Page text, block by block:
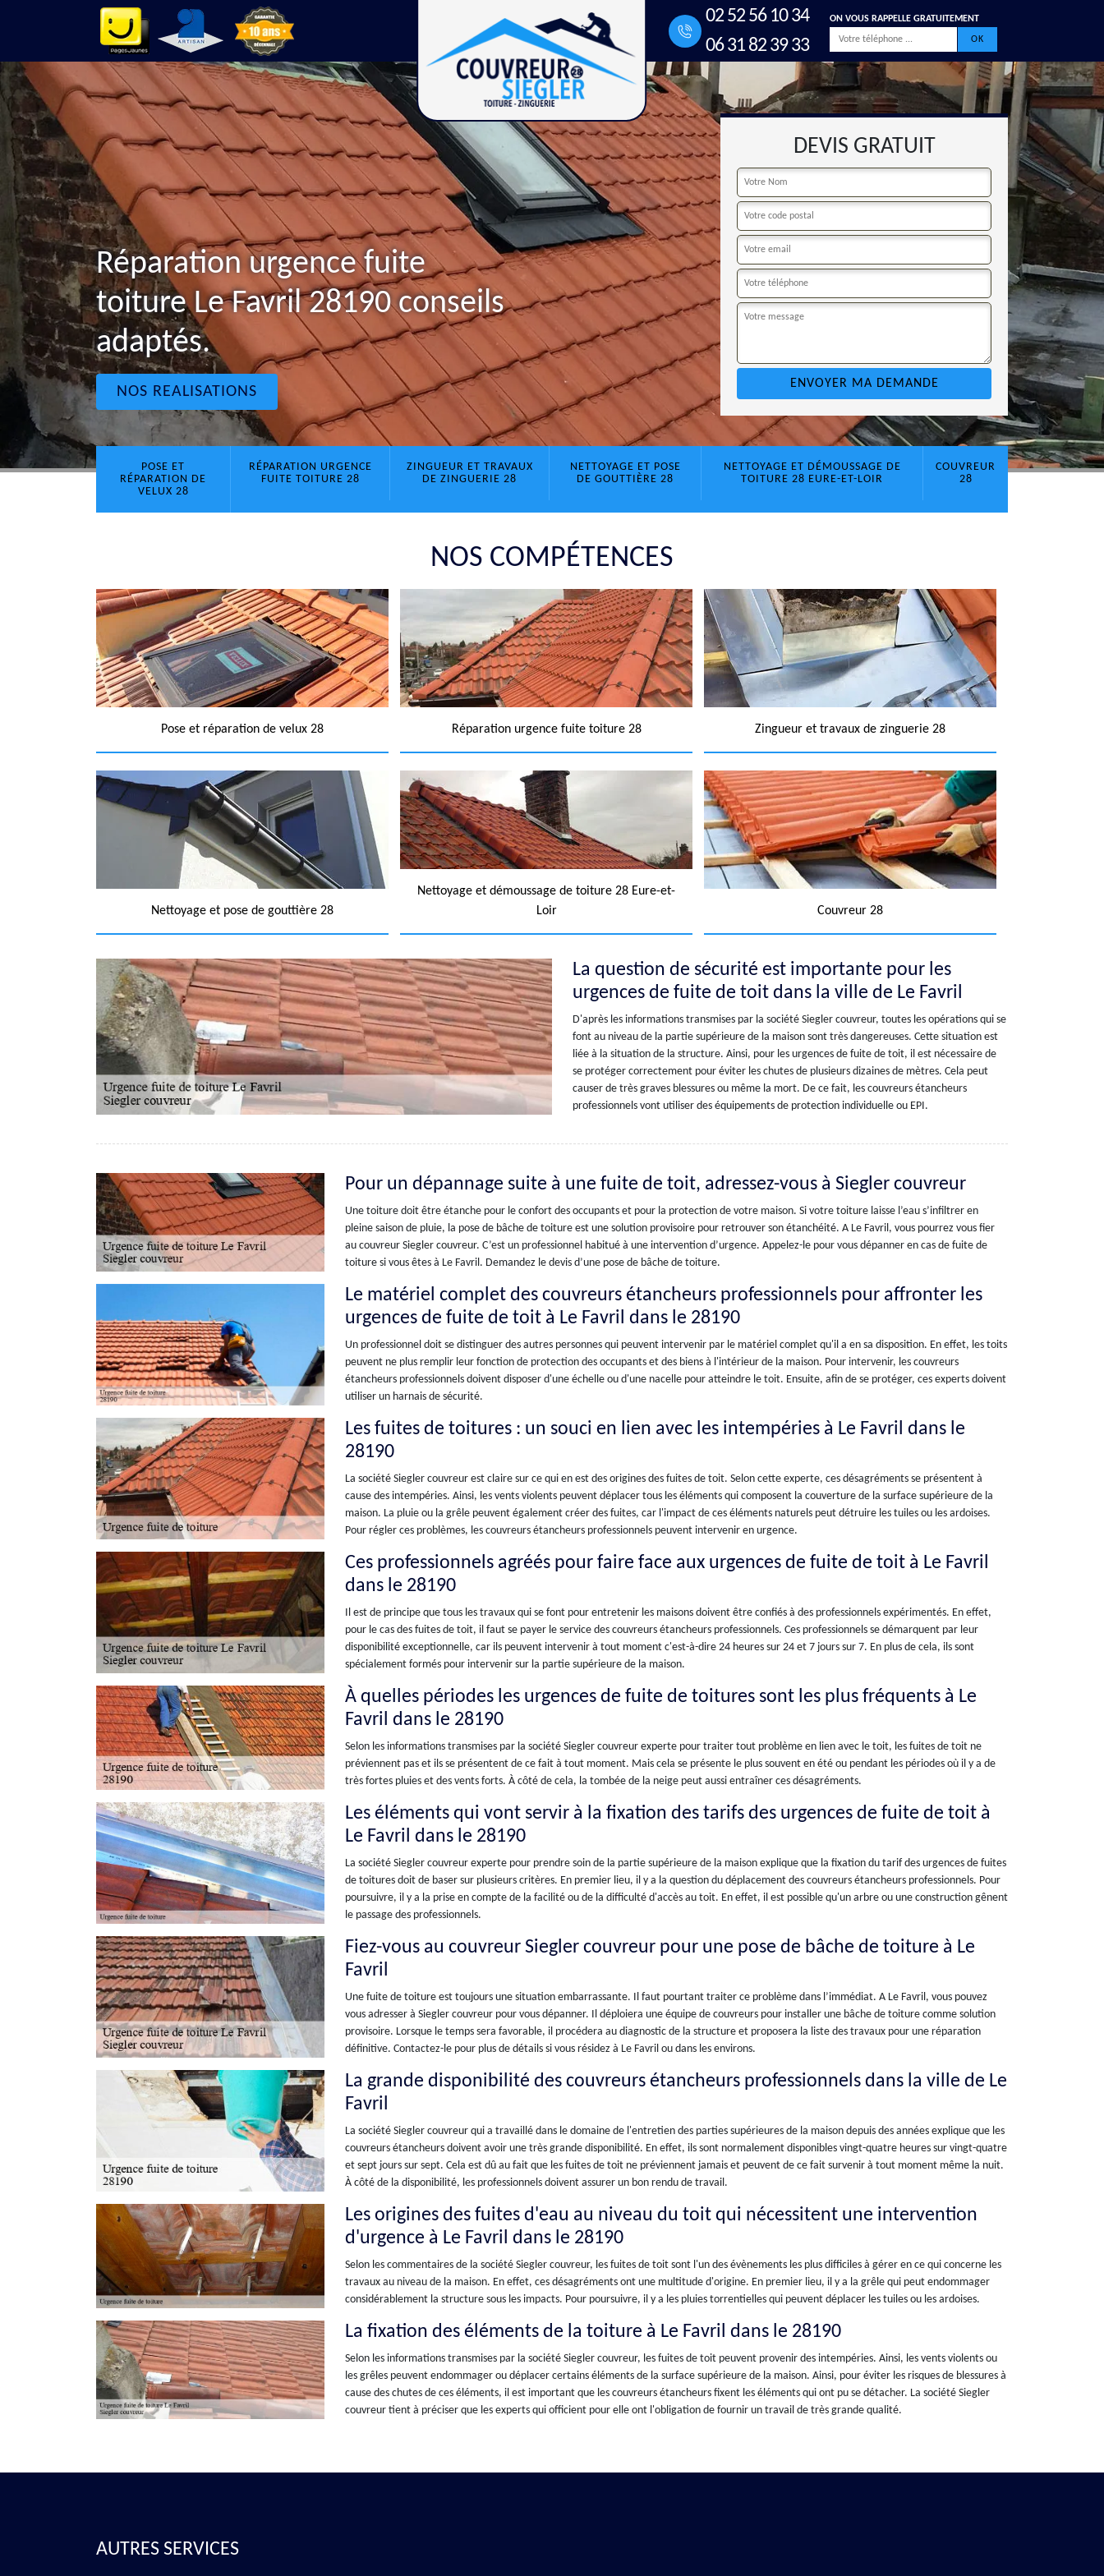
02 52 56 10 34
06 31 82 39 33
ON VOUS RAPPELLE GRATUITEMENT
Réparation urgence fuite
toiture Le Favril 28190 conseils
adaptés.
NOS REALISATIONS
DEVIS GRATUIT
POSE ET
RÉPARATION DE
VELUX 28
RÉPARATION URGENCE
FUITE TOITURE 28
ZINGUEUR ET TRAVAUX
DE ZINGUERIE 28
NETTOYAGE ET POSE
DE GOUTTIÈRE 28
NETTOYAGE ET DÉMOUSSAGE DE
TOITURE 28 EURE-ET-LOIR
COUVREUR
28
NOS COMPÉTENCES
Pose et réparation de velux 28 Réparation urgence fuite toiture 28 Zingueur et travaux de zinguerie 28
Nettoyage et pose de gouttière 28
Nettoyage et démoussage de toiture 28 Eure-et-
Loir
Couvreur 28
La question de sécurité est importante pour les
urgences de fuite de toit dans la ville de Le Favril
D'après les informations transmises par la société Siegler couvreur, toutes les opérations qui se
font au niveau de la partie supérieure de la maison sont très dangereuses. Cette situation est
liée à la situation de la structure. Ainsi, pour les urgences de fuite de toit, il est nécessaire de
se protéger correctement pour éviter les chutes de plusieurs dizaines de mètres. Cela peut
causer de très graves blessures ou même la mort. De ce fait, les couvreurs étancheurs
professionnels vont utiliser des équipements de protection individuelle ou EPI.
Pour un dépannage suite à une fuite de toit, adressez-vous à Siegler couvreur
Une toiture doit être étanche pour le confort des occupants et pour la protection de votre maison. Si votre toiture laisse l’eau s’infiltrer en
pleine saison de pluie, la pose de bâche de toiture est une solution provisoire pour retrouver son étanchéité. A Le Favril, vous pourrez vous fier
au couvreur Siegler couvreur. C’est un professionnel habitué à une intervention d’urgence. Appelez-le pour vous dépanner en cas de fuite de
toiture si vous êtes à Le Favril. Demandez le devis d’une pose de bâche de toiture.
Le matériel complet des couvreurs étancheurs professionnels pour affronter les
urgences de fuite de toit à Le Favril dans le 28190
Un professionnel doit se distinguer des autres personnes qui peuvent intervenir par le matériel complet qu'il a en sa disposition. En effet, les toits
peuvent ne plus remplir leur fonction de protection des occupants et des biens à l'intérieur de la maison. Pour intervenir, les couvreurs
étancheurs professionnels doivent disposer d'une échelle ou d'une nacelle pour atteindre le toit. Ensuite, afin de se protéger, ces experts doivent
utiliser un harnais de sécurité.
Les fuites de toitures : un souci en lien avec les intempéries à Le Favril dans le
28190
La société Siegler couvreur est claire sur ce qui en est des origines des fuites de toit. Selon cette experte, ces désagréments se présentent à
cause des intempéries. Ainsi, les vents violents peuvent déplacer tous les éléments qui composent la couverture de la surface supérieure de la
maison. La pluie ou la grêle peuvent également créer des fuites, car l'impact de ces éléments naturels peut détruire les tuiles ou les ardoises.
Pour régler ces problèmes, les couvreurs étancheurs professionnels peuvent intervenir en urgence.
Ces professionnels agréés pour faire face aux urgences de fuite de toit à Le Favril
dans le 28190
Il est de principe que tous les travaux qui se font pour entretenir les maisons doivent être confiés à des professionnels expérimentés. En effet,
pour le cas des fuites de toit, il faut se payer le service des couvreurs étancheurs professionnels. Ces professionnels se démarquent par leur
disponibilité exceptionnelle, car ils peuvent intervenir à tout moment c'est-à-dire 24 heures sur 24 et 7 jours sur 7. En plus de cela, ils sont
spécialement formés pour intervenir sur la partie supérieure de la maison.
À quelles périodes les urgences de fuite de toitures sont les plus fréquents à Le
Favril dans le 28190
Selon les informations transmises par la société Siegler couvreur experte pour traiter tout problème en lien avec le toit, les fuites de toit ne
préviennent pas et ils se présentent de ce fait à tout moment. Mais cela se présente le plus souvent en été ou pendant les périodes où il y a de
très fortes pluies et des vents forts. À côté de cela, la tombée de la neige peut aussi entraîner ces désagréments.
Les éléments qui vont servir à la fixation des tarifs des urgences de fuite de toit à
Le Favril dans le 28190
La société Siegler couvreur experte pour prendre soin de la partie supérieure de la maison explique que la fixation du tarif des urgences de fuites
de toitures doit de baser sur plusieurs critères. En premier lieu, il y a la question du déplacement des couvreurs étancheurs professionnels. Pour
poursuivre, il y a la prise en compte de la facilité ou de la difficulté d'accès au toit. En effet, il est possible qu'un arbre ou une construction gênent
le passage des professionnels.
Fiez-vous au couvreur Siegler couvreur pour une pose de bâche de toiture à Le
Favril
Une fuite de toiture est toujours une situation embarrassante. Il faut pourtant traiter ce problème dans l’immédiat. A Le Favril, vous pouvez
vous adresser à Siegler couvreur pour vous dépanner. Il déploiera une équipe de couvreurs pour installer une bâche de toiture comme solution
provisoire. Lorsque le temps sera favorable, il procédera au diagnostic de la structure et proposera la liste des travaux pour une réparation
définitive. Contactez-le pour plus de détails si vous résidez à Le Favril ou dans les environs.
La grande disponibilité des couvreurs étancheurs professionnels dans la ville de Le
Favril
La société Siegler couvreur qui a travaillé dans le domaine de l'entretien des parties supérieures de la maison depuis des années explique que les
couvreurs étancheurs doivent avoir une très grande disponibilité. En effet, ils sont normalement disponibles vingt-quatre heures sur vingt-quatre
et sept jours sur sept. Cela est dû au fait que les fuites de toit ne préviennent jamais et peuvent de ce fait survenir à tout moment même la nuit.
À côté de la disponibilité, les professionnels doivent assurer un bon rendu de travail.
Les origines des fuites d'eau au niveau du toit qui nécessitent une intervention
d'urgence à Le Favril dans le 28190
Selon les commentaires de la société Siegler couvreur, les fuites de toit sont l'un des évènements les plus difficiles à gérer en ce qui concerne les
travaux au niveau de la maison. En effet, ces désagréments ont une multitude d'origine. En premier lieu, il y a la grêle qui peut endommager
considérablement la structure sous les impacts. Pour poursuivre, il y a les pluies torrentielles qui peuvent déplacer les tuiles ou les ardoises.
La fixation des éléments de la toiture à Le Favril dans le 28190
Selon les informations transmises par la société Siegler couvreur, les fuites de toit peuvent provenir des intempéries. Ainsi, les vents violents ou
les grêles peuvent endommager ou déplacer certains éléments de la surface supérieure de la maison. Ainsi, pour éviter les risques de blessures à
cause des chutes de ces éléments, il est important que les couvreurs étancheurs fixent les éléments qui ont pu se détacher. La société Siegler
couvreur tient à préciser que les experts qui officient pour elle ont l'obligation de fournir un travail de très grande qualité.
AUTRES SERVICES